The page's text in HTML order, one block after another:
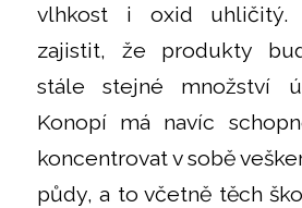
vlhkost i oxid uhličitý.
zajistit, že produkty
stále stejné množství
Konopí má navíc
koncentrovat v sobě
půdy, a to včetně těch